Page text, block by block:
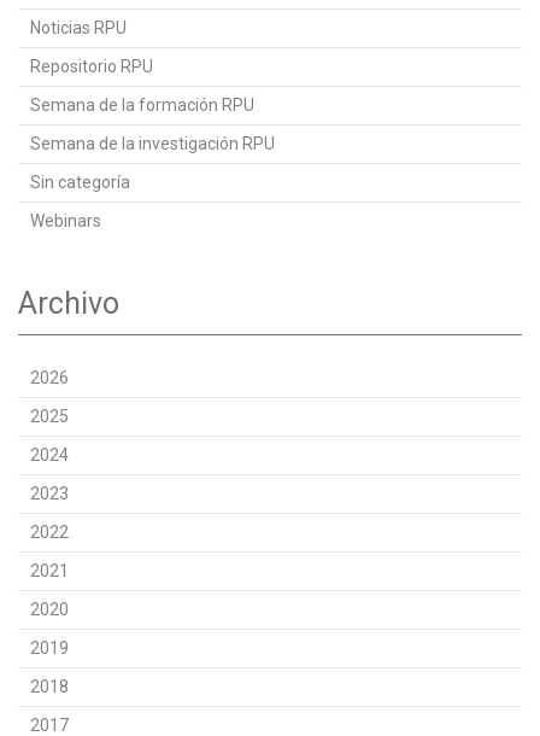
Noticias RPU
Repositorio RPU
Semana de la formación RPU
Semana de la investigación RPU
Sin categoría
Webinars
Archivo
2026
2025
2024
2023
2022
2021
2020
2019
2018
2017